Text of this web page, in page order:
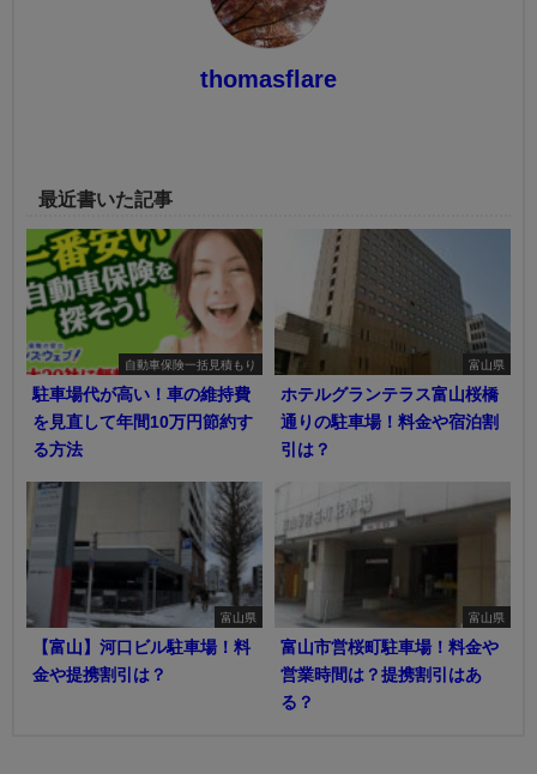
thomasflare
最近書いた記事
自動車保険一括見積もり
駐車場代が高い！車の維持費
を見直して年間10万円節約す
る方法
富山県
ホテルグランテラス富山桜橋
通りの駐車場！料金や宿泊割
引は？
富山県
【富山】河口ビル駐車場！料
金や提携割引は？
富山県
富山市営桜町駐車場！料金や
営業時間は？提携割引はあ
る？